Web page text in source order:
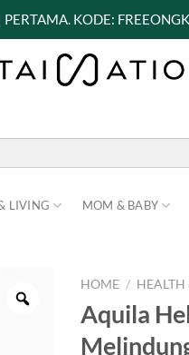
KODE:
LIVING MOM & BABY
HOME / HEALTH
Aquila